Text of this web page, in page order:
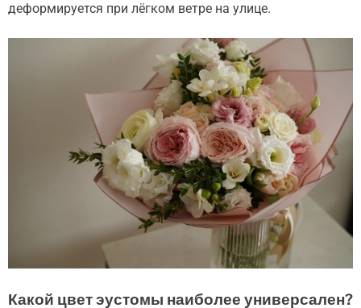
деформируется при лёгком ветре на улице.
Какой цвет эустомы наиболее универсален?